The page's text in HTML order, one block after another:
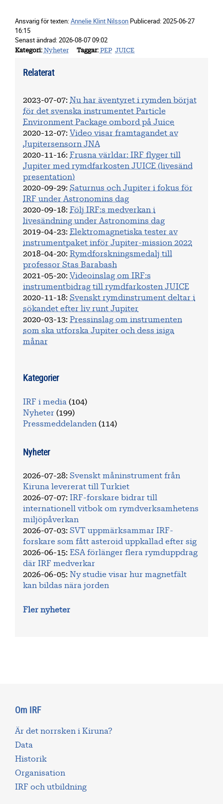
Ansvarig för texten:Annelie Klint Nilsson Publicerad:2025-06-27
16:15
Senast ändrad:2026-08-07 09:02
Kategori Nyheter Taggar PEP JUICE
Relaterat
2023-07-07: Nu har äventyret i rymden börjat
för det svenska instrumentet Particle
Environment Package ombord på Juice
2020-12-07: Video visar framtagandet av
Jupitersensorn JNA
2020-11-16: Frusna världar: IRF flyger till
Jupiter med rymdfarkosten JUICE (livesänd
presentation)
2020-09-29: Saturnus och Jupiter i fokus för
IRF under Astronomins dag
2020-09-18: Följ IRF:s medverkan i
livesändning under Astronomins dag
2019-04-23: Elektromagnetiska tester av
instrumentpaket inför Jupiter-mission 2022
2018-04-20: Rymdforskningsmedalj till
professor Stas Barabash
2021-05-20: Videoinslag om IRF:s
instrumentbidrag till rymdfarkosten JUICE
2020-11-18: Svenskt rymdinstrument deltar i
sökandet efter liv runt Jupiter
2020-03-13: Pressinslag om instrumenten
som ska utforska Jupiter och dess isiga
månar
Kategorier
IRF i media (104)
Nyheter (199)
Pressmeddelanden (114)
Nyheter
2026-07-28: Svenskt måninstrument från
Kiruna levererat till Turkiet
2026-07-07: IRF-forskare bidrar till
internationell vitbok om rymdverksamhetens
miljöpåverkan
2026-07-03: SVT uppmärksammar IRF-
forskare som fått asteroid uppkallad efter sig
2026-06-15: ESA förlänger flera rymduppdrag
där IRF medverkar
2026-06-05: Ny studie visar hur magnetfält
kan bildas nära jorden
Fler nyheter
Om IRF
Är det norrsken i Kiruna?
Data
Historik
Organisation
IRF och utbildning